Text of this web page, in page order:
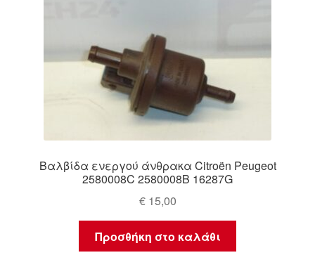
Πολιτική Απορρήτου
Βαλβίδα ενεργού άνθρακα Citroën Peugeot
2580008C 2580008B 16287G
€15,00
Προσθήκη στο καλάθι